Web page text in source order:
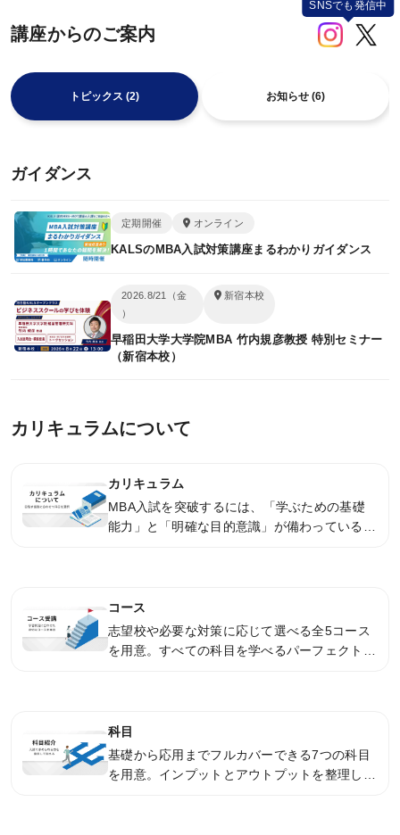
コース一覧
科目一覧
動画・合格実績
試験情報ガイダンス／
講座説明動画
合格実績
受講料（通学講座）
受講形態
講義スケジュール
ガイダンス情報
デジタルパンフレット
講座からのご案内
トピックス (2) お知らせ (6)
ガイダンス
定期開催 オンライン
KALSのMBA入試対策講座まるわかりガイダンス
2026.8/21（金
）
新宿本校
早稲田大学大学院MBA 竹内規彦教授 特別セミナー
（新宿本校）
カリキュラムについて
カリキュラム
MBA入試を突破するには、「学ぶための基礎
能力」と「明確な目的意識」が備わっているこ
を目指すとともに、多くの合格者を輩出してき
た経験と最新の入試分析に裏打ちされたメソッ
ドで、受験生を合格へ導きます。
コース
志望校や必要な対策に応じて選べる全5コース
を用意。すべての科目を学べるパーフェクト
反映した構成となっています。
科目
基礎から応用までフルカバーできる7つの科目
を用意。インプットとアウトプットを整理し、